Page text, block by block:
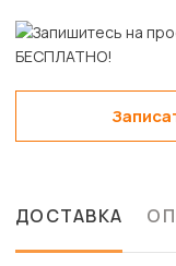
ДОСТАВКА